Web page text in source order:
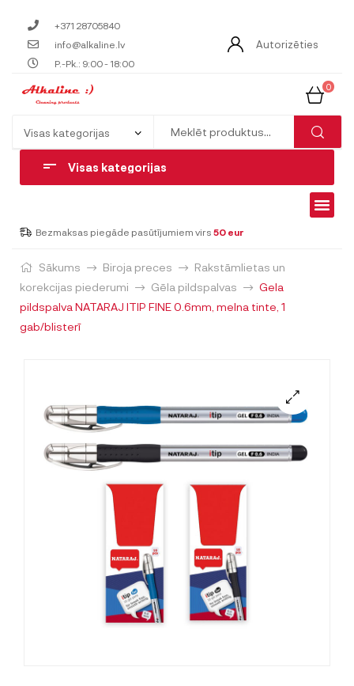
+371 28705840
info@alkaline.lv
P.-Pk.: 9:00 - 18:00
Autorizēties
0
Visas kategorijas
Bezmaksas piegāde pasūtījumiem virs 50 eur
Sākums Biroja preces
Rakstāmlietas un
korekcijas piederumi
Gēla pildspalvas
Gela
pildspalva NATARAJ ITIP FINE 0.6mm, melna tinte, 1
gab/blisterī